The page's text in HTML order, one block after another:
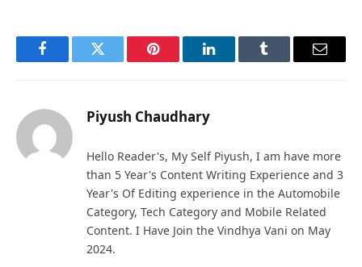
FacebookTwitter Pinterest LinkedInTumblr Email
Piyush Chaudhary
Hello Reader's, My Self Piyush, I am have more
than 5 Year's Content Writing Experience and 3
Year's Of Editing experience in the Automobile
Category, Tech Category and Mobile Related
Content. I Have Join the Vindhya Vani on May
2024.